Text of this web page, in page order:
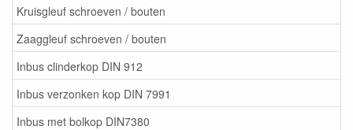
Kruisgleuf schroeven / bouten
Zaaggleuf schroeven / bouten
Inbus clinderkop DIN 912
Inbus verzonken kop DIN 7991
Inbus met bolkop DIN7380